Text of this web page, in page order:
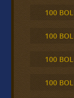
100
100
100
100